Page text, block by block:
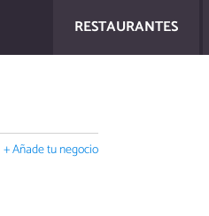
RESTAURANTES
+ Añade tu negocio